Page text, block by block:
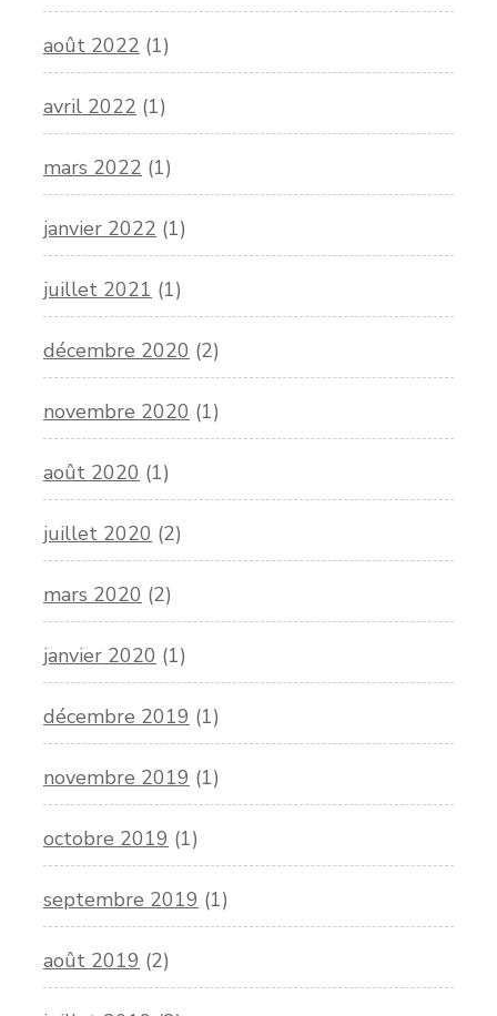
août 2022 (1)
avril 2022 (1)
mars 2022 (1)
janvier 2022 (1)
juillet 2021 (1)
décembre 2020 (2)
novembre 2020 (1)
août 2020 (1)
juillet 2020 (2)
mars 2020 (2)
janvier 2020 (1)
décembre 2019 (1)
novembre 2019 (1)
octobre 2019 (1)
septembre 2019 (1)
août 2019 (2)